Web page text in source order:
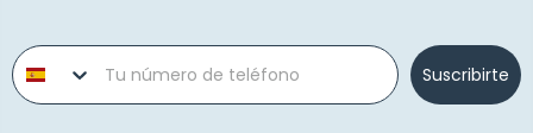
Phone number
Suscribirte